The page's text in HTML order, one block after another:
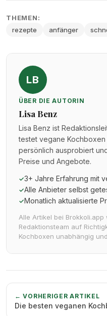
THEMEN:
rezepte
anfänger
LB
ÜBER DIE AUTORIN
Lisa Benz
Lisa Benz ist
testet vegane Kochboxen
persönlich ausprobiert
Preise und Angebote.
✓3+ Jahre Erfahrung mit
✓Alle Anbieter selbst
✓Monatlich aktualisierte
Alle Artikel bei
Redaktionsteam auf
Kochboxen unabhängig
← VORHERIGER ARTIKEL
Die besten veganen